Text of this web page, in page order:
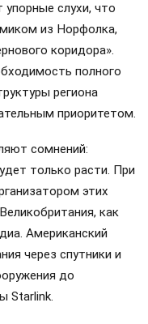
упорные слухи, что
из Норфолка,
коридора».
полного
региона
приоритетом.
сомнений:
только расти. При
этих
как
Американский
через спутники и
до
Starlink.